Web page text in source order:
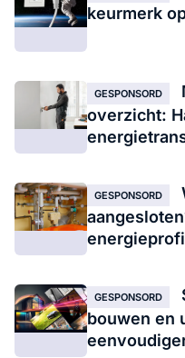
keurmerk
GESPONSORD
overzicht:
GESPONSORD
GESPONSORD
bouwen en